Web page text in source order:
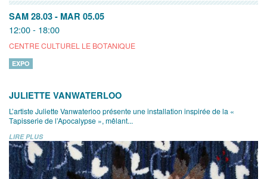
SAM 28.03 - MAR 05.05
12:00 - 18:00
CENTRE CULTUREL LE BOTANIQUE
EXPO
JULIETTE VANWATERLOO
L’artiste Juliette Vanwaterloo présente une installation inspirée de la «
Tapisserie de l’Apocalypse », mêlant...
LIRE PLUS